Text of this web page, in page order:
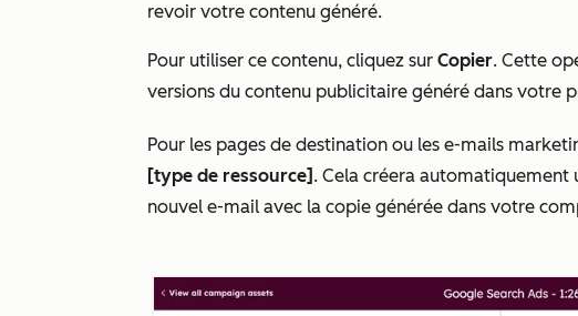
revoir votre contenu généré.
Pour utiliser ce contenu, cliquez sur Copier. Cette
versions du contenu publicitaire généré dans votre
Pour les pages de destination ou les e-mails
[type de ressource] . Cela créera automatiquement
nouvel e-mail avec la copie générée dans votre